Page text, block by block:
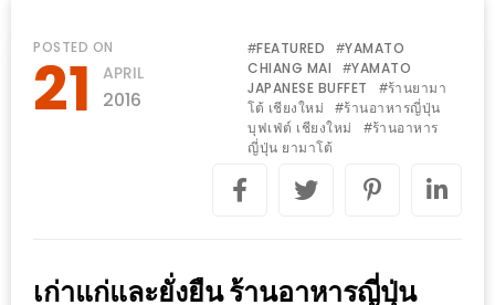
ความ
เป็น
เล่น
กัน
…
POSTED ON
21 APRIL
2016
#FEATURED #YAMATO
CHIANG MAI
#YAMATO
JAPANESE BUFFET
#ร้านยามา
โต้ เชียงใหม่
#ร้านอาหารญี่ปุ่น
บุฟเฟ่ต์ เชียงใหม่
#ร้านอาหาร
ญี่ปุ่น ยามาโต้
เก่าแก่และยั่งยืน ร้านอาหารญี่ปุ่น